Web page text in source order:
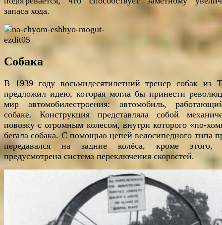
запаса хода.
Собака
В 1939 году восьмидесятилетний тренер собак из
предложил идею, которая могла бы принести
мир автомобилестроения: автомобиль,
собаке. Конструкция представляла собой
повозку с огромным колесом, внутри которого «по-
бегала собака. С помощью цепей велосипедного типа
передавался на задние колёса, кроме этого,
предусмотрена система переключения скоростей.